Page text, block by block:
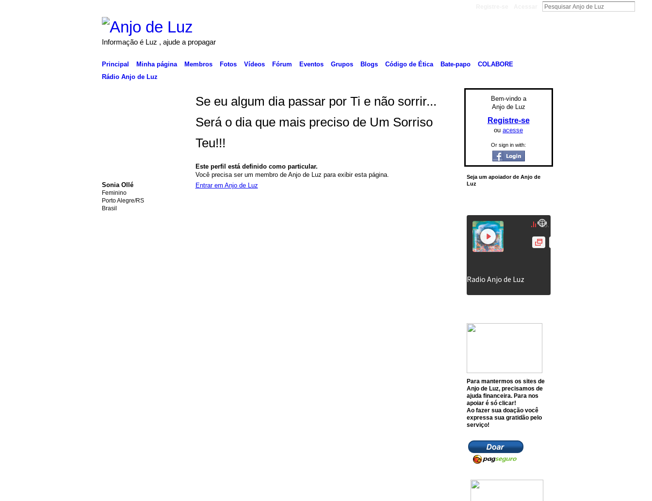
Informação é Luz , ajude a propagar
Principal Minha página Membros Fotos Vídeos Fórum Eventos Grupos Blogs Código de Ética Bate-papo
COLABORE
Rádio Anjo de Luz
Sonia Ollé
Feminino
Porto Alegre/RS
Brasil
Se eu algum dia passar por Ti e não sorrir...
Será o dia que mais preciso de Um Sorriso
Teu!!!
Este perfil está definido como particular.
Você precisa ser um membro de Anjo de Luz para exibir esta página.
Entrar em Anjo de Luz
Bem-vindo a
Anjo de Luz
Registre-se
ou acesse
Or sign in with:
Seja um apoiador de Anjo de
Luz
Para mantermos os sites de
Anjo de Luz, precisamos de
ajuda financeira. Para nos
apoiar é só clicar!
Ao fazer sua doação você
expressa sua gratidão pelo
serviço!